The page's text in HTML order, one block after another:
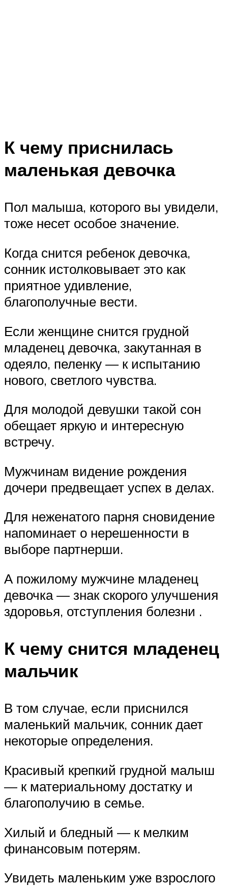
К чему приснилась
маленькая девочка
Пол малыша, которого вы увидели,
тоже несет особое значение.
Когда снится ребенок девочка,
сонник истолковывает это как
приятное удивление,
благополучные вести.
Если женщине снится грудной
младенец девочка, закутанная в
одеяло, пеленку — к испытанию
нового, светлого чувства.
Для молодой девушки такой сон
обещает яркую и интересную
встречу.
Мужчинам видение рождения
дочери предвещает успех в делах.
Для неженатого парня сновидение
напоминает о нерешенности в
выборе партнерши.
А пожилому мужчине младенец
девочка — знак скорого улучшения
здоровья, отступления болезни .
К чему снится младенец
мальчик
В том случае, если приснился
маленький мальчик, сонник дает
некоторые определения.
Красивый крепкий грудной малыш
— к материальному достатку и
благополучию в семье.
Хилый и бледный — к мелким
финансовым потерям.
Увидеть маленьким уже взрослого